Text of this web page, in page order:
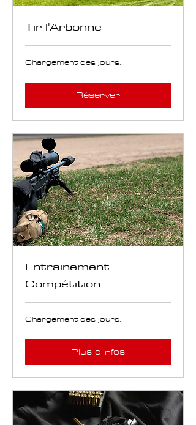
Tir l'Arbonne
Chargement des jours...
Réserver
Entrainement
Compétition
Chargement des jours...
Plus d'infos